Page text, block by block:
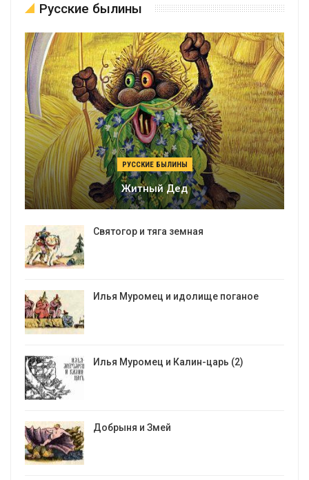
Русские былины
РУССКИЕ БЫЛИНЫ
Житный Дед
Святогор и тяга земная
Илья Муромец и идолище поганое
Илья Муромец и Калин-царь (2)
Добрыня и Змей